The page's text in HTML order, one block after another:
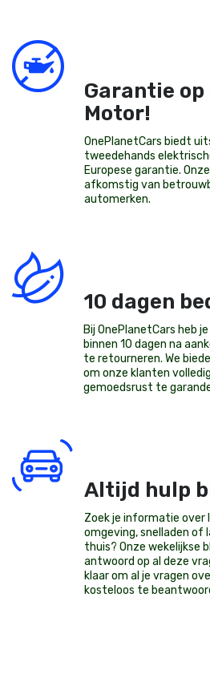
Garantie op
Motor!
OnePlanetCars biedt
tweedehands
Europese garantie.
afkomstig van
automerken.
10 dagen
Bij OnePlanetCars heb
binnen 10 dagen na
te retourneren. We
om onze klanten
gemoedsrust te
Altijd hulp
Zoek je informatie over
omgeving, snelladen of
thuis? Onze wekelijkse
antwoord op al deze
klaar om al je vragen
kosteloos te